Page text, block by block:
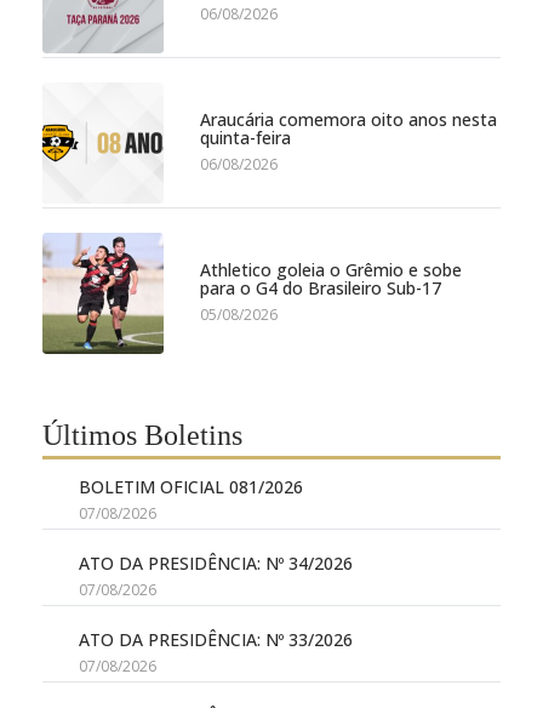
06/08/2026
Araucária comemora oito anos nesta
quinta-feira
06/08/2026
Athletico goleia o Grêmio e sobe
para o G4 do Brasileiro Sub-17
05/08/2026
Últimos Boletins
BOLETIM OFICIAL 081/2026
07/08/2026
ATO DA PRESIDÊNCIA: Nº 34/2026
07/08/2026
ATO DA PRESIDÊNCIA: Nº 33/2026
07/08/2026